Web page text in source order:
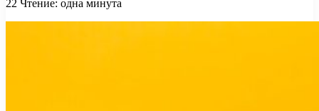
22 Чтение: одна минута